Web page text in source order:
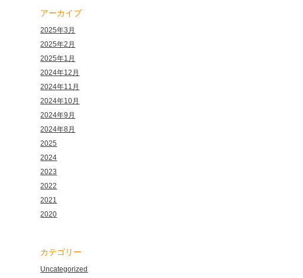
アーカイブ
2025年3月
2025年2月
2025年1月
2024年12月
2024年11月
2024年10月
2024年9月
2024年8月
2025
2024
2023
2022
2021
2020
カテゴリー
Uncategorized